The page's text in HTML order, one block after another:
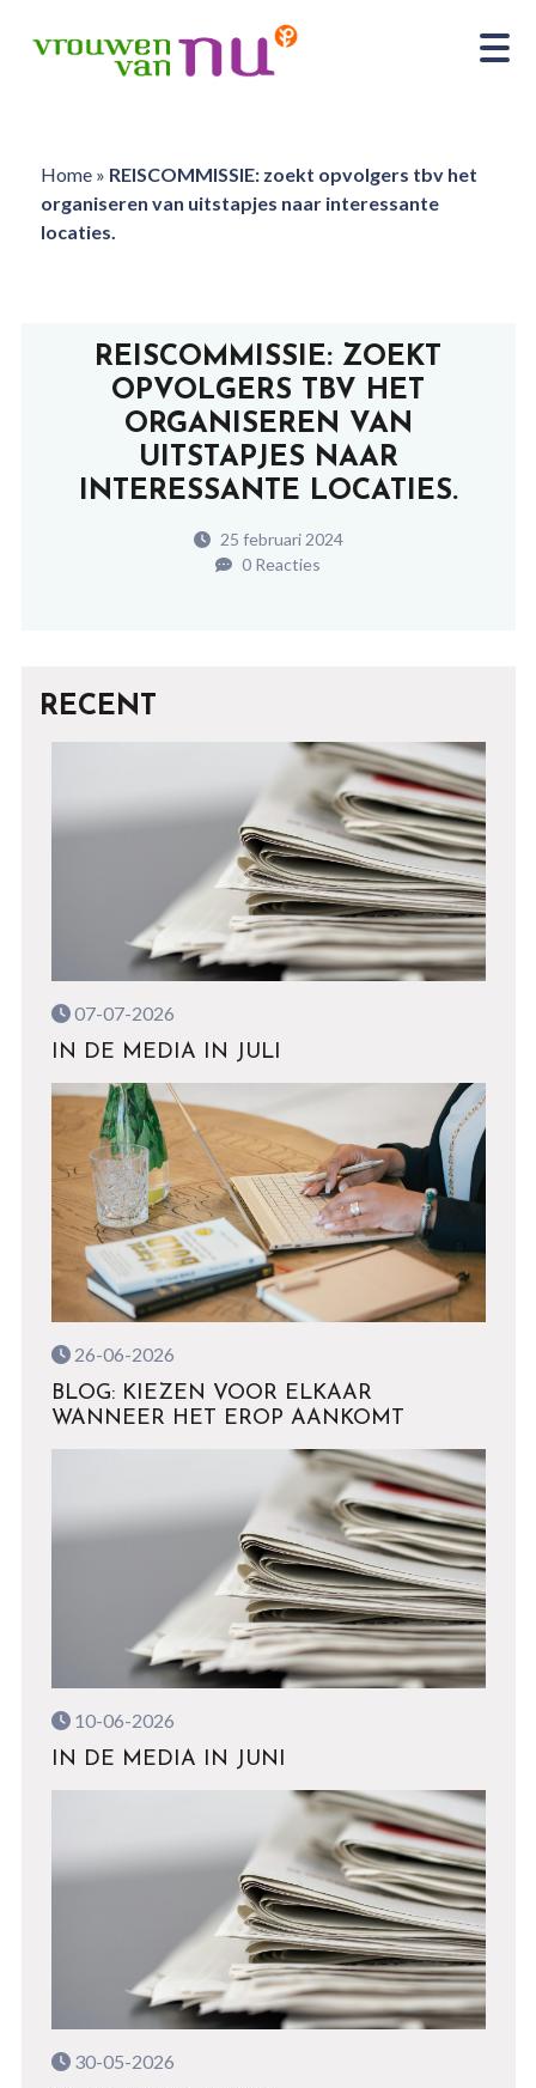
Home» REISCOMMISSIE: zoekt opvolgers tbv het
organiseren van uitstapjes naar interessante
locaties.
REISCOMMISSIE: ZOEKT
OPVOLGERS TBV HET
ORGANISEREN VAN
UITSTAPJES NAAR
INTERESSANTE LOCATIES.
25 februari 2024
0 Reacties
RECENT
07-07-2026
IN DE MEDIA IN JULI
26-06-2026
BLOG: KIEZEN VOOR ELKAAR
WANNEER HET EROP AANKOMT
10-06-2026
IN DE MEDIA IN JUNI
30-05-2026